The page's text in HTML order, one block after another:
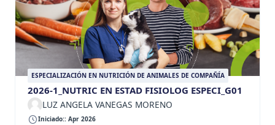
ESPECIALIZACIÓN EN NUTRICIÓN DE ANIMALES DE COMPAÑÍA
2026-1_NUTRIC EN ESTAD FISIOLOG ESPECI_G01
LUZ ANGELA VANEGAS MORENO
Iniciado:: Apr 2026